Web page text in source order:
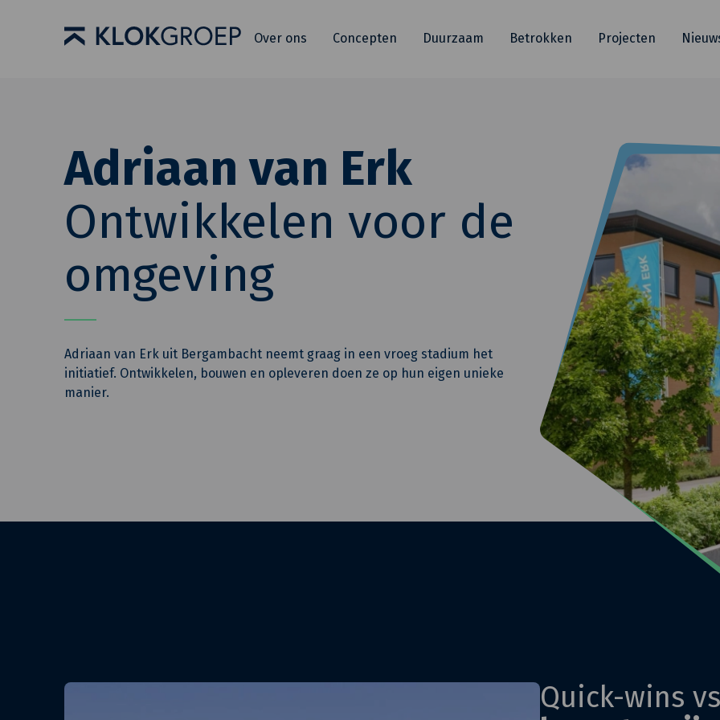
Over ons Concepten Duurzaam Betrokken Projecten
Adriaan van Erk
Ontwikkelen voor de
omgeving
Adriaan van Erk uit Bergambacht neemt graag in een vroeg stadium het
initiatief. Ontwikkelen, bouwen en opleveren doen ze op hun eigen unieke
manier.
Quick-wins vs